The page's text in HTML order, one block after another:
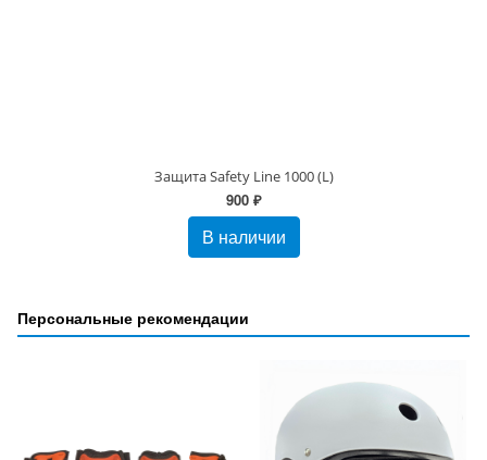
Защита Safety Line 1000 (L)
900 ₽
В наличии
Персональные рекомендации